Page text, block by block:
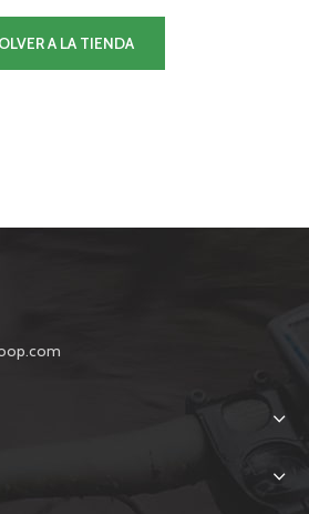
A LA TIENDA